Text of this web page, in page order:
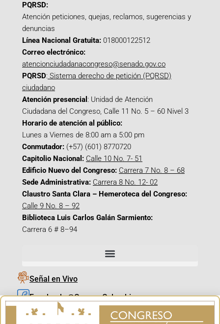
PQRSD:
Atención peticiones, quejas, reclamos, sugerencias y
denuncias
Línea Nacional Gratuita: 018000122512
Correo electrónico:
atencionciudadanacongreso@senado.gov.co
PQRSD: Sistema derecho de petición (PQRSD)
ciudadano
Atención presencial : Unidad de Atención
Ciudadana del Congreso, Calle 11 No. 5 – 60 Nivel 3
Horario de atención al público:
Lunes a Viernes de 8:00 am a 5:00 pm
Conmutador: (+57) (601) 8770720
Capitolio Nacional: Calle 10 No. 7- 51
Edificio Nuevo del Congreso: Carrera 7 No. 8 – 68
Sede Administrativa: Carrera 8 No. 12- 02
Claustro Santa Clara – Hemeroteca del Congreso:
Calle 9 No. 8 – 92
Biblioteca Luis Carlos Galán Sarmiento:
Carrera 6 # 8–94
Señal en Vivo
Facebook_@CamaraColombia
Instagram_@CamaraColombia